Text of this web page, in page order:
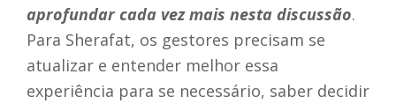
aprofundar cada vez mais nesta discussão.
Para Sherafat, os gestores precisam se
atualizar e entender melhor essa
experiência para se necessário, saber decidir